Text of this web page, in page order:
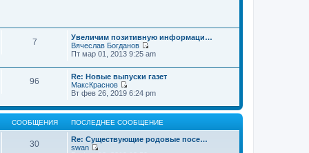
б
щ
е
н
ю
у
с
о
о
щ
е
н
и
е
д
н
е
у
с
о
о
щ
н
ю
п
о
с
л
д
н
е
м
с
о
о
щ
т
и
п
л
д
е
м
у
с
7
Увеличим позитивную информаци…
Вячеслав Богданов
П
р
е
т
к
п
о
л
Пт мар 01, 2013 9:25 am
96
Re: Новые выпуски газет
МаксКраснов
П
р
е
й
т
и
Вт фев 26, 2019 6:24 pm
СООБЩЕНИЯ ПОСЛЕДНЕЕ СООБЩЕНИЕ
30
Re: Существующие родовые посе…
swan